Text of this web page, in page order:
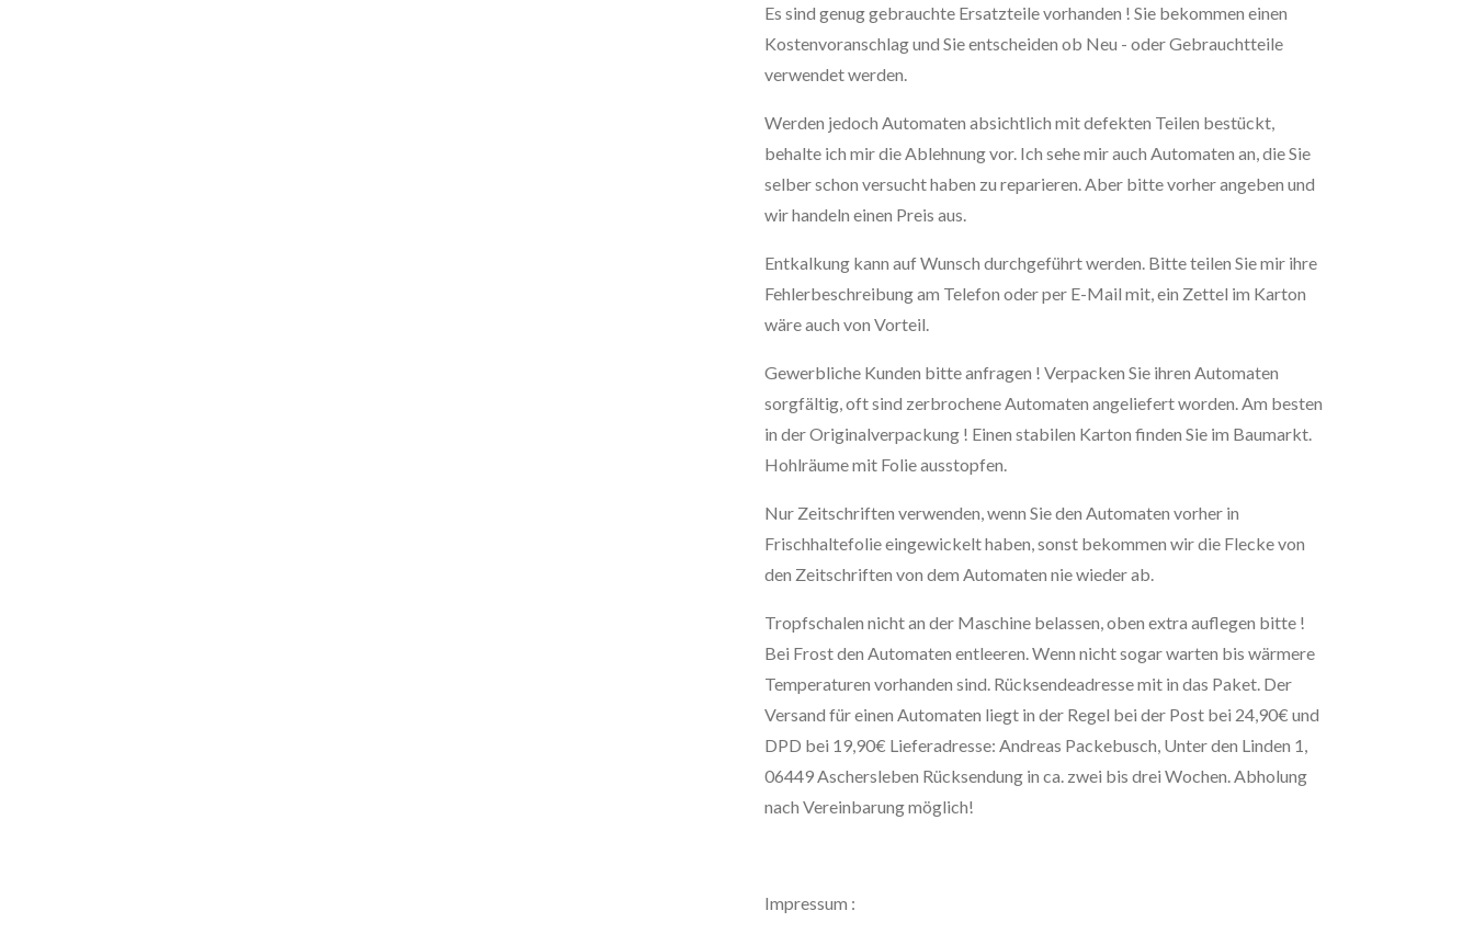
Es sind genug gebrauchte Ersatzteile vorhanden ! Sie bekommen einen
Kostenvoranschlag und Sie entscheiden ob Neu - oder Gebrauchtteile
verwendet werden.
Werden jedoch Automaten absichtlich mit defekten Teilen bestückt,
behalte ich mir die Ablehnung vor. Ich sehe mir auch Automaten an, die Sie
selber schon versucht haben zu reparieren. Aber bitte vorher angeben und
wir handeln einen Preis aus.
Entkalkung kann auf Wunsch durchgeführt werden. Bitte teilen Sie mir ihre
Fehlerbeschreibung am Telefon oder per E-Mail mit, ein Zettel im Karton
wäre auch von Vorteil.
Gewerbliche Kunden bitte anfragen ! Verpacken Sie ihren Automaten
sorgfältig, oft sind zerbrochene Automaten angeliefert worden. Am besten
in der Originalverpackung ! Einen stabilen Karton finden Sie im Baumarkt.
Hohlräume mit Folie ausstopfen.
Nur Zeitschriften verwenden, wenn Sie den Automaten vorher in
Frischhaltefolie eingewickelt haben, sonst bekommen wir die Flecke von
den Zeitschriften von dem Automaten nie wieder ab.
Tropfschalen nicht an der Maschine belassen, oben extra auflegen bitte !
Bei Frost den Automaten entleeren. Wenn nicht sogar warten bis wärmere
Temperaturen vorhanden sind. Rücksendeadresse mit in das Paket. Der
Versand für einen Automaten liegt in der Regel bei der Post bei 24,90€ und
DPD bei 19,90€ Lieferadresse: Andreas Packebusch, Unter den Linden 1,
06449 Aschersleben Rücksendung in ca. zwei bis drei Wochen. Abholung
nach Vereinbarung möglich!
Impressum :